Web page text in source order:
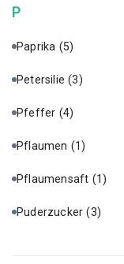
P
Paprika (5)
Petersilie(3)
Pfeffer (4)
Pflaumen (1)
Pflaumensaft (1)
Puderzucker(3)